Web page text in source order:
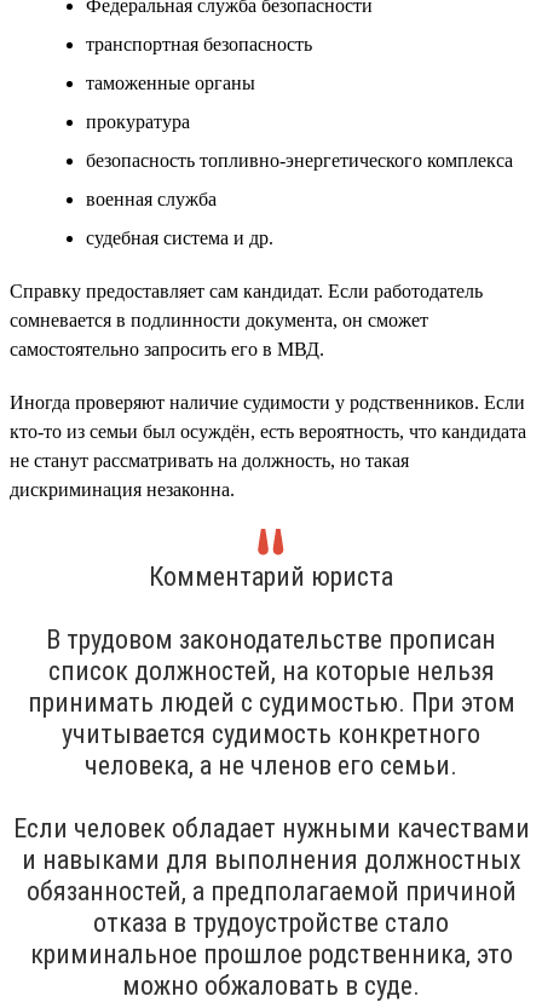
Федеральная служба безопасности
транспортная безопасность
таможенные органы
прокуратура
безопасность топливно-энергетического комплекса
военная служба
судебная система и др.
Справку предоставляет сам кандидат. Если работодатель
сомневается в подлинности документа, он сможет
самостоятельно запросить его в МВД.
Иногда проверяют наличие судимости у родственников. Если
кто-то из семьи был осуждён, есть вероятность, что кандидата
не станут рассматривать на должность, но такая
дискриминация незаконна.
Комментарий юриста
В трудовом законодательстве прописан
список должностей, на которые нельзя
принимать людей с судимостью. При этом
учитывается судимость конкретного
человека, а не членов его семьи.
Если человек обладает нужными качествами
и навыками для выполнения должностных
обязанностей, а предполагаемой причиной
отказа в трудоустройстве стало
криминальное прошлое родственника, это
можно обжаловать в суде.